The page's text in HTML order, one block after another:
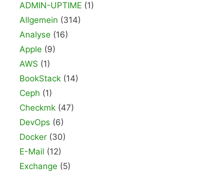
ADMIN-UPTIME (1)
Allgemein (314)
Analyse (16)
Apple (9)
AWS (1)
BookStack (14)
Ceph (1)
Checkmk (47)
DevOps (6)
Docker (30)
E-Mail (12)
Exchange (5)